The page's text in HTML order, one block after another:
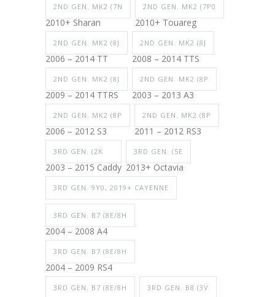
2ND GEN. MK2 (7N
2010+ Sharan
2ND GEN. MK2 (7P0
2010+ Touareg
2ND GEN. MK2 (8J
2006 – 2014 TT
2ND GEN. MK2 (8J
2008 – 2014 TTS
2ND GEN. MK2 (8J
2009 – 2014 TTRS
2ND GEN. MK2 (8P
2003 – 2013 A3
2ND GEN. MK2 (8P
2006 – 2012 S3
2ND GEN. MK2 (8P
2011 – 2012 RS3
3RD GEN. (2K
2003 – 2015 Caddy
3RD GEN. (5E
2013+ Octavia
3RD GEN. 9Y0, 2019+ CAYENNE
3RD GEN. B7 (8E/8H
2004 – 2008 A4
3RD GEN. B7 (8E/8H
2004 – 2009 RS4
3RD GEN. B7 (8E/8H 3RD GEN. B8 (3V